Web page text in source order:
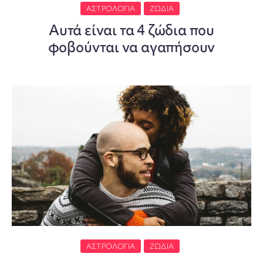
ΑΣΤΡΟΛΟΓΊΑ ΖΏΔΙΑ
Αυτά είναι τα 4 ζώδια που
φοβούνται να αγαπήσουν
ΑΣΤΡΟΛΟΓΊΑ ΖΏΔΙΑ